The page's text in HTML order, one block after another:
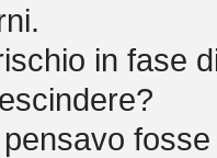
in fase